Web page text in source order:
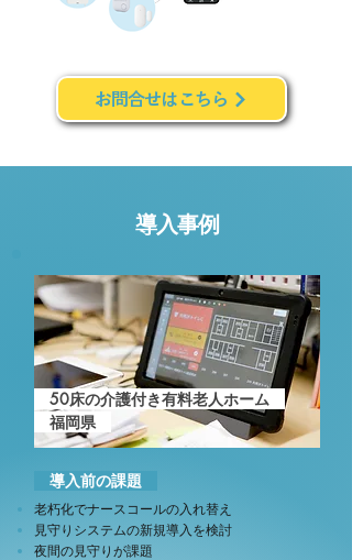
お問合せはこちら
導入事例
50床の介護付き有料老人ホーム
​ 福岡県
導入前の課題
老朽化でナースコールの入れ替え
見守りシステムの新規導入を検討
夜間の見守りが課題